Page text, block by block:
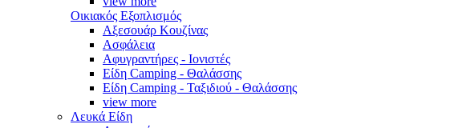
Οικιακός Εξοπλισμός
Αξεσουάρ Κουζίνας
Ασφάλεια
Αφυγραντήρες - Ιονιστές
Είδη Camping - Θαλάσσης
Είδη Camping - Ταξιδιού - Θαλάσσης
view more
Λευκά Είδη